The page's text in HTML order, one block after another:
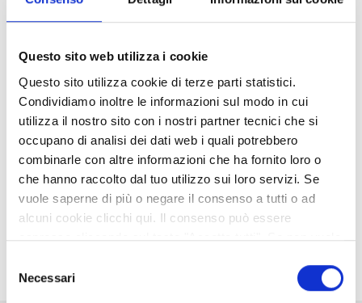
Questo sito web utilizza i cookie
Questo sito utilizza cookie di terze parti statistici.
Condividiamo inoltre le informazioni sul modo in cui
utilizza il nostro sito con i nostri partner tecnici che si
occupano di analisi dei dati web i quali potrebbero
combinarle con altre informazioni che ha fornito loro o
che hanno raccolto dal tuo utilizzo sui loro servizi. Se
vuole saperne di più o negare il consenso a tutti o ad
alcuni cookie clicchi qui. Il consenso può essere
espresso cliccando sul tasto "Accetta tutti". Se non vuole
tasto "Rifiuta".
delNecessari
Condividi
Ingrandisci
l'immagine